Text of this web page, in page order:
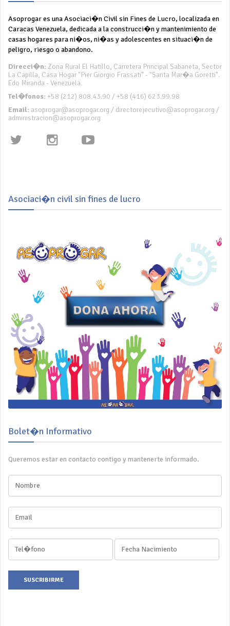
Asoprogar es una Asociaci�n Civil sin Fines de Lucro, localizada en
Caracas Venezuela, dedicada a la construcci�n y mantenimiento de
casas hogares para ni�os, ni�as y adolescentes en situaci�n de
peligro, riesgo o abandono.
Direcci�n: Zona Rural El Hatillo, Carretera Principal Sabaneta, Sector
La Capilla, Casa Hogar "Pier Giorgio Frassati" - "Santa Mar�a Goretti".
Edo Miranda - Venezuela.
Tel�fonos: +58 (212) 808.43.90 / +58 (416) 623.99.98
Email: asoprogar@asoprogar.org / directorejecutivo@asoprogar.org /
administracion@asoprogar.org
Asociaci�n civil sin fines de lucro
Bolet�n Informativo
Queremos estar en contacto contigo y mantenerte informado.
SUSCRIBIRME